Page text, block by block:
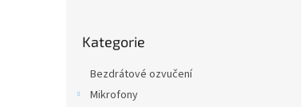
kategorie
Kategorie
Bezdrátové ozvučení
Mikrofony